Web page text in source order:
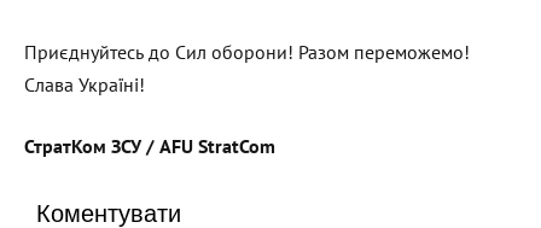
Приєднуйтесь до Сил оборони! Разом переможемо!
Слава Україні!
СтратКом ЗСУ / AFU StratCom
Коментувати